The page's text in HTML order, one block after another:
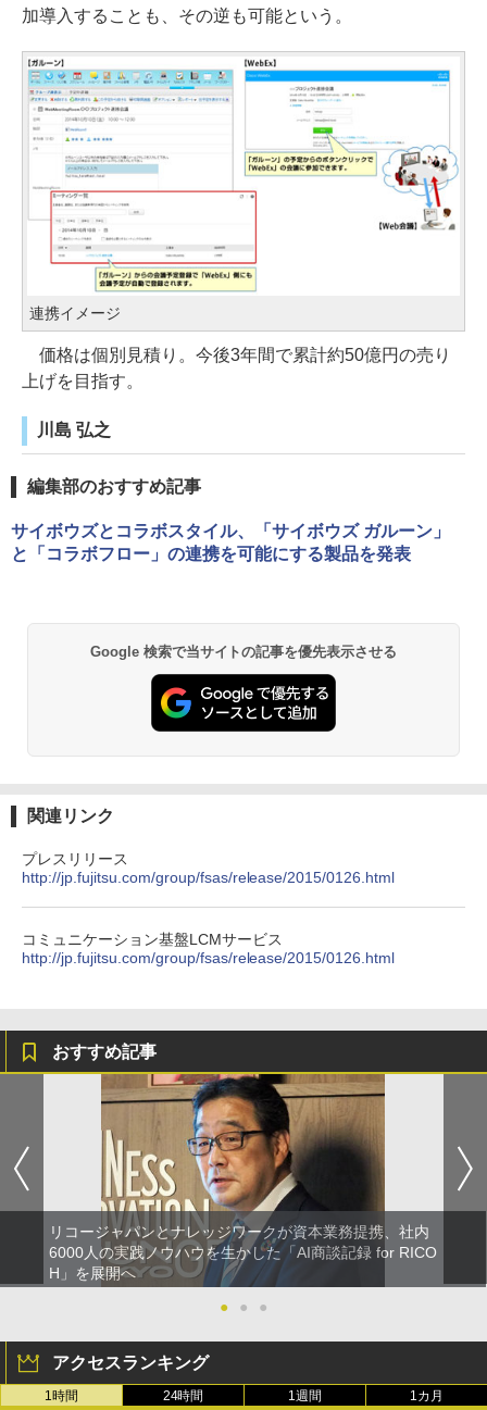
加導入することも、その逆も可能という。
連携イメージ
価格は個別見積り。今後3年間で累計約50億円の売り
上げを目指す。
川島 弘之
編集部のおすすめ記事
サイボウズとコラボスタイル、「サイボウズ ガルーン」
と「コラボフロー」の連携を可能にする製品を発表
Google 検索で当サイトの記事を優先表示させる
関連リンク
プレスリリース
http://jp.fujitsu.com/group/fsas/release/2015/0126.html
コミュニケーション基盤LCMサービス
http://jp.fujitsu.com/group/fsas/release/2015/0126.html
おすすめ記事
リコージャパンとナレッジワークが資本業務提携、社内
6000人の実践ノウハウを生かした「AI商談記録 for RICO
H」を展開へ
●
● ●
アクセスランキング
1時間 24時間 1週間 1カ月